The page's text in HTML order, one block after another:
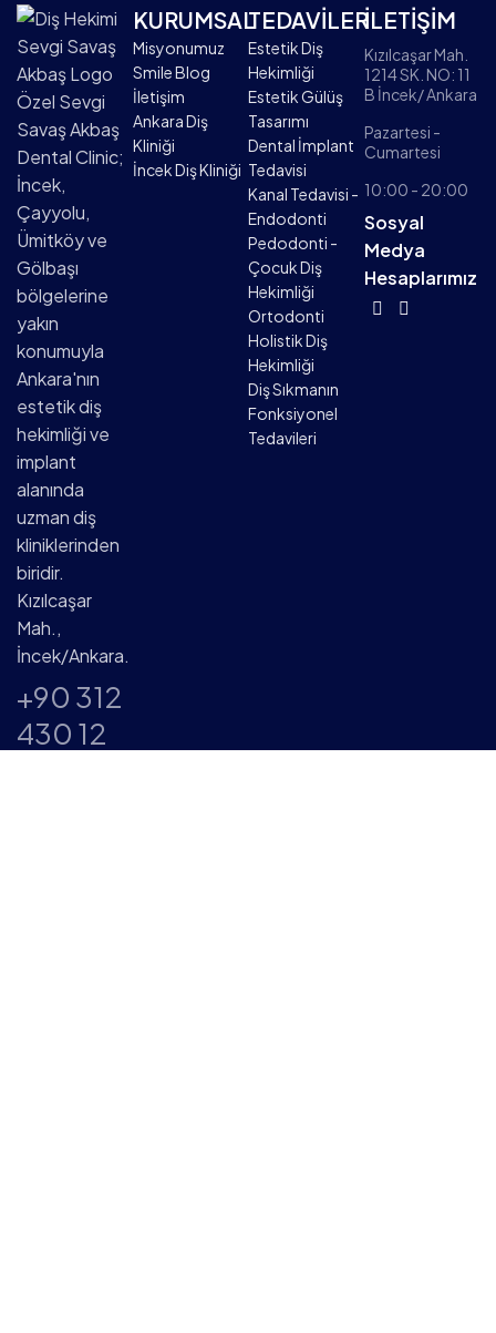
Özel Sevgi
Savaş Akbaş
Dental Clinic;
İncek,
Çayyolu,
Ümitköy ve
Gölbaşı
bölgelerine
yakın
konumuyla
Ankara'nın
estetik diş
hekimliği ve
implant
alanında
uzman diş
kliniklerinden
biridir.
Kızılcaşar
Mah.,
İncek/Ankara.
+90 312
430 12
KURUMSAL
Misyonumuz
Smile Blog
İletişim
Ankara Diş
Kliniği
İncek Diş Kliniği
TEDAVİLER
Estetik Diş
Hekimliği
Estetik Gülüş
Tasarımı
Dental İmplant
Tedavisi
Kanal Tedavisi -
Endodonti
Pedodonti -
Çocuk Diş
Hekimliği
Ortodonti
Holistik Diş
Hekimliği
Diş Sıkmanın
Fonksiyonel
Tedavileri
İLETİŞİM
Kızılcaşar Mah.
1214 SK. NO: 11
B İncek/ Ankara
Pazartesi -
Cumartesi
10:00 - 20:00
Sosyal
Medya
Hesaplarımız